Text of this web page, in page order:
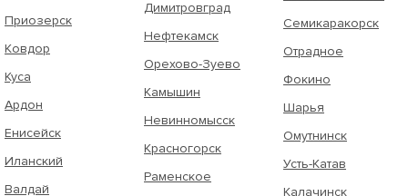
Приозерск
Ковдор
Куса
Ардон
Енисейск
Иланский
Валдай
Димитровград
Нефтекамск
Орехово-Зуево
Камышин
Невинномысск
Красногорск
Раменское
Семикаракорск
Отрадное
Фокино
Шарья
Омутнинск
Усть-Катав
Калачинск